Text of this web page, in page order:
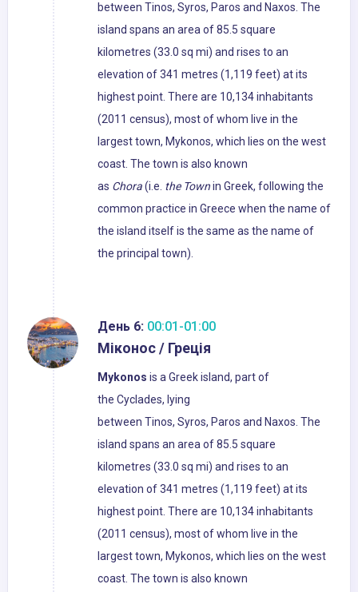
between Tinos, Syros, Paros and Naxos. The
island spans an area of 85.5 square
kilometres (33.0 sq mi) and rises to an
elevation of 341 metres (1,119 feet) at its
highest point. There are 10,134 inhabitants
(2011 census), most of whom live in the
largest town, Mykonos, which lies on the west
coast. The town is also known
as Chora(i.e. the Townin Greek, following the
common practice in Greece when the name of
the island itself is the same as the name of
the principal town).
День 6: 00:01-01:00
Міконос / Греція
Mykonos is a Greek island, part of
the Cyclades, lying
between Tinos, Syros, Paros and Naxos. The
island spans an area of 85.5 square
kilometres (33.0 sq mi) and rises to an
elevation of 341 metres (1,119 feet) at its
highest point. There are 10,134 inhabitants
(2011 census), most of whom live in the
largest town, Mykonos, which lies on the west
coast. The town is also known